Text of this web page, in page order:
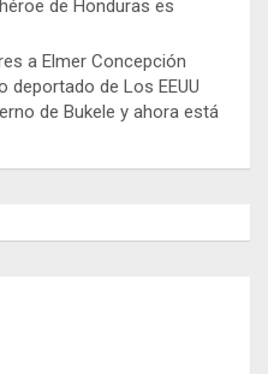
de Honduras es
a Elmer Concepción
deportado de Los EEUU
de Bukele y ahora está